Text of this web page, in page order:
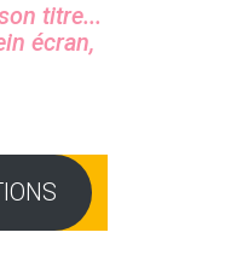
titre...
écran,